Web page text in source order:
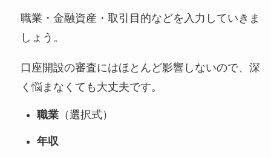
職業・金融資産・取引目的などを入力していきま
しょう。
口座開設の審査にはほとんど影響しないので、深
く悩まなくても大丈夫です。
職業（選択式）
年収